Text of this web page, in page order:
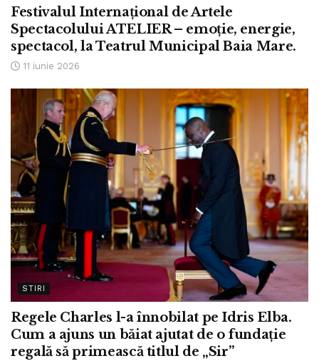
Festivalul Internațional de Artele
Spectacolului ATELIER – emoție, energie,
spectacol, la Teatrul Municipal Baia Mare.
11 iunie 2026
STIRI
Regele Charles l-a înnobilat pe Idris Elba.
Cum a ajuns un băiat ajutat de o fundație
regală să primească titlul de „Sir”